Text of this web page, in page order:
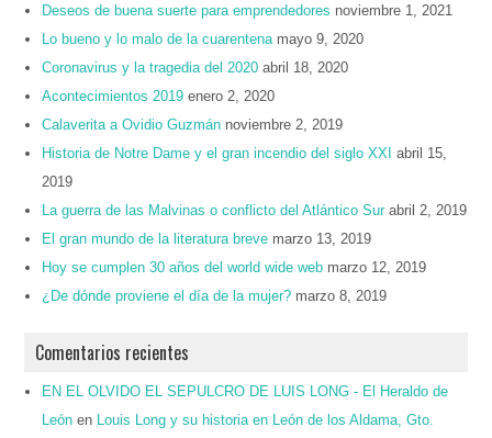
Deseos de buena suerte para emprendedores noviembre 1, 2021
Lo bueno y lo malo de la cuarentena mayo 9, 2020
Coronavirus y la tragedia del 2020 abril 18, 2020
Acontecimientos 2019 enero 2, 2020
Calaverita a Ovidio Guzmán noviembre 2, 2019
Historia de Notre Dame y el gran incendio del siglo XXI abril 15,
2019
La guerra de las Malvinas o conflicto del Atlántico Sur abril 2, 2019
El gran mundo de la literatura breve marzo 13, 2019
Hoy se cumplen 30 años del world wide web marzo 12, 2019
¿De dónde proviene el día de la mujer? marzo 8, 2019
Comentarios recientes
EN EL OLVIDO EL SEPULCRO DE LUIS LONG - El Heraldo de
León en Louis Long y su historia en León de los Aldama, Gto.